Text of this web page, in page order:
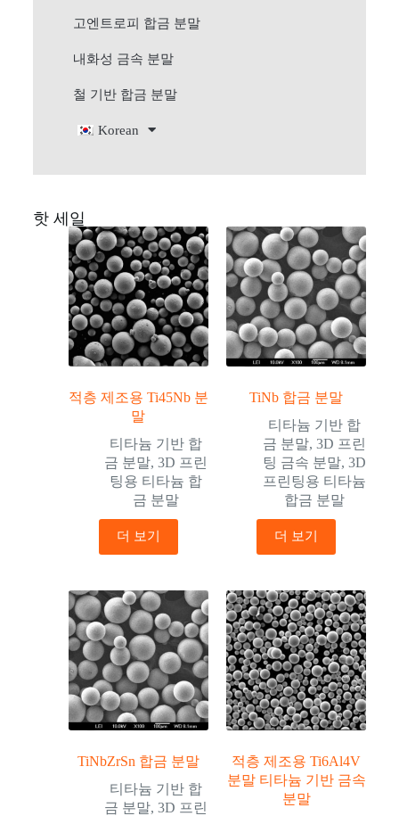
고엔트로피 합금 분말
내화성 금속 분말
철 기반 합금 분말
Korean
핫 세일
적층 제조용 Ti45Nb 분
말
티타늄 기반 합
금 분말,3D 프린
팅용 티타늄 합
금 분말
더 보기
TiNb 합금 분말
티타늄 기반 합
금 분말, 3D 프린
팅 금속 분말, 3D
프린팅용 티타늄
합금 분말
더 보기
TiNbZrSn 합금 분말
티타늄 기반 합
금 분말,3D 프린
적층 제조용 Ti6Al4V
분말 티타늄 기반 금속
분말